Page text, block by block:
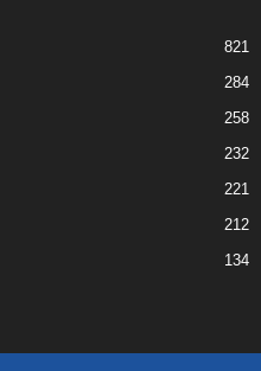
821
284
258
232
221
212
134